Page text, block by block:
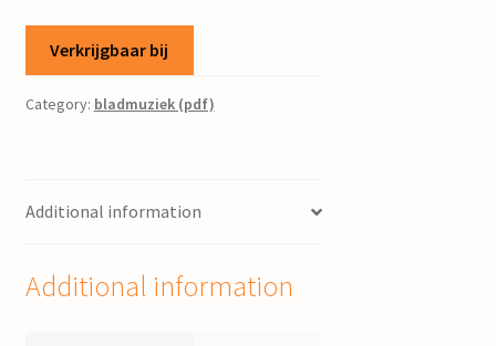
Verkrijgbaar bij
Category: bladmuziek (pdf)
Additional information
Additional information